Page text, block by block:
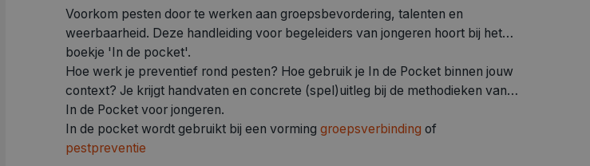
Voorkom pesten door te werken aan groepsbevordering, talenten en
weerbaarheid. Deze handleiding voor begeleiders van jongeren hoort bij het
boekje 'In de pocket'.
Hoe werk je preventief rond pesten? Hoe gebruik je In de Pocket binnen jouw
context? Je krijgt handvaten en concrete (spel)uitleg bij de methodieken van
In de Pocket voor jongeren.
In de pocket wordt gebruikt bij een vorming groepsverbinding of
pestpreventie